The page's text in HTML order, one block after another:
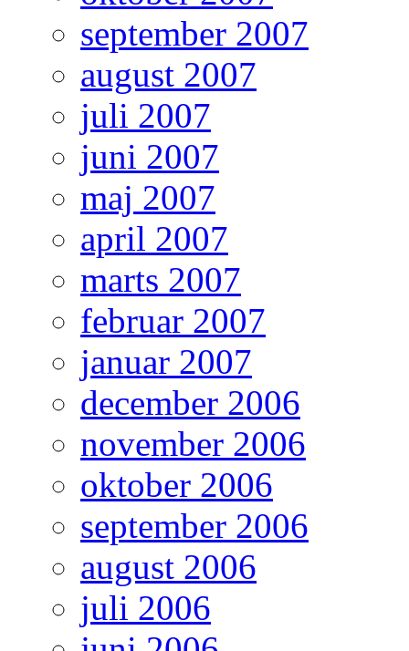
september 2007
august 2007
juli 2007
juni 2007
maj 2007
april 2007
marts 2007
februar 2007
januar 2007
december 2006
november 2006
oktober 2006
september 2006
august 2006
juli 2006